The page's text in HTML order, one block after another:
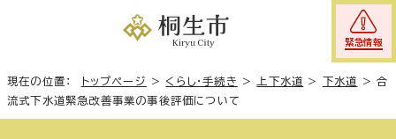
緊急情報
現在の位置： トップページ > くらし・手続き > 上下水道 > 下水道 >合
流式下水道緊急改善事業の事後評価について